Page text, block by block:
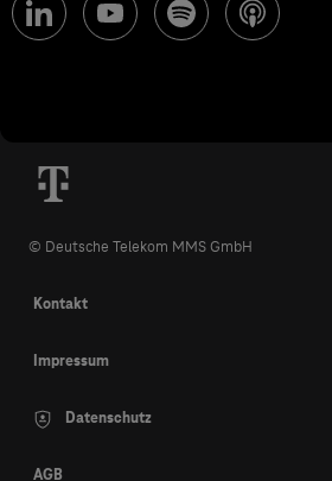
© Deutsche Telekom MMS GmbH
Kontakt
Impressum
Datenschutz
AGB